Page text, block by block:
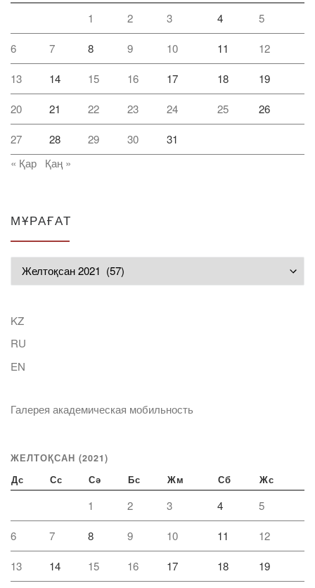
1 2 3 4 5
6 7 8 9 10 11 12
13 14 15 16 17 18 19
20 21 22 23 24 25 26
27 28 29 30
31
« Қар
Қаң »
МҰРАҒАТ
KZ
RU
EN
Галерея академическая мобильность
ЖЕЛТОҚСАН (2021)
Дс Сс Сә Бс Жм Сб Жс
1 2 3 4 5
6 7 8 9 10 11 12
13 14 15 16 17 18 19